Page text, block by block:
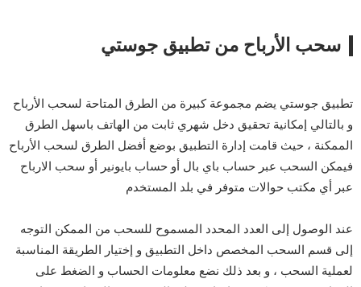
سحب الأرباح من تطبيق جوستي
تطبيق جوستي يضم مجموعة كبيرة من الطرق المتاحة لسحب الأرباح
و بالتالي إمكانية تحقيق دخل شهري ثابت من الهاتف باسهل الطرق
الممكنة ، حيث قامت إدارة التطبيق بوضع أفضل الطرق لسحب الأرباح
فيمكن السحب عبر حساب باي بال أو حساب بايونير أو سحب الارباح
عبر أي مكتب حوالات متوفر في بلد المستخدم
عند الوصول إلى العدد المحدد المسموح للسحب من الممكن التوجه
إلى قسم السحب المخصص داخل التطبيق و إختيار الطريقة المناسبة
لعملية السحب ، و بعد ذلك نضع معلومات الحساب و الضغط على